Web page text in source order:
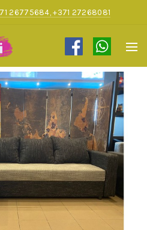
26775684, +371 27268081